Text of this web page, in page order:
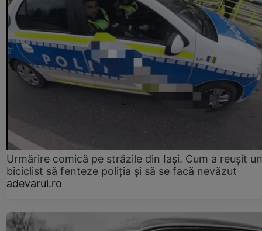
Urmărire comică pe străzile din Iași. Cum a reușit un
biciclist să fenteze poliția și să se facă nevăzut
adevarul.ro